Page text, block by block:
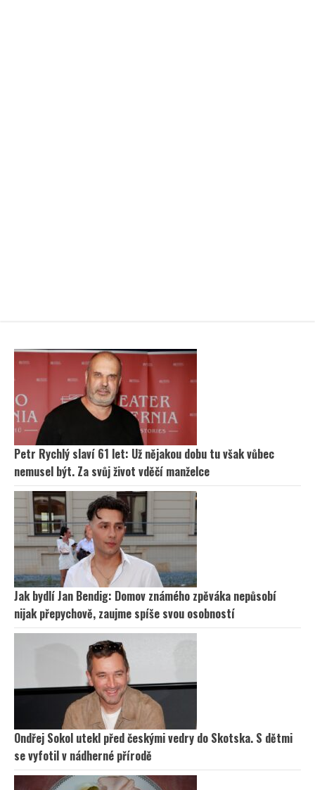
Petr Rychlý slaví 61 let: Už nějakou dobu tu však vůbec
nemusel být. Za svůj život vděčí manželce
Jak bydlí Jan Bendig: Domov známého zpěváka nepůsobí
nijak přepychově, zaujme spíše svou osobností
Ondřej Sokol utekl před českými vedry do Skotska. S dětmi
se vyfotil v nádherné přírodě